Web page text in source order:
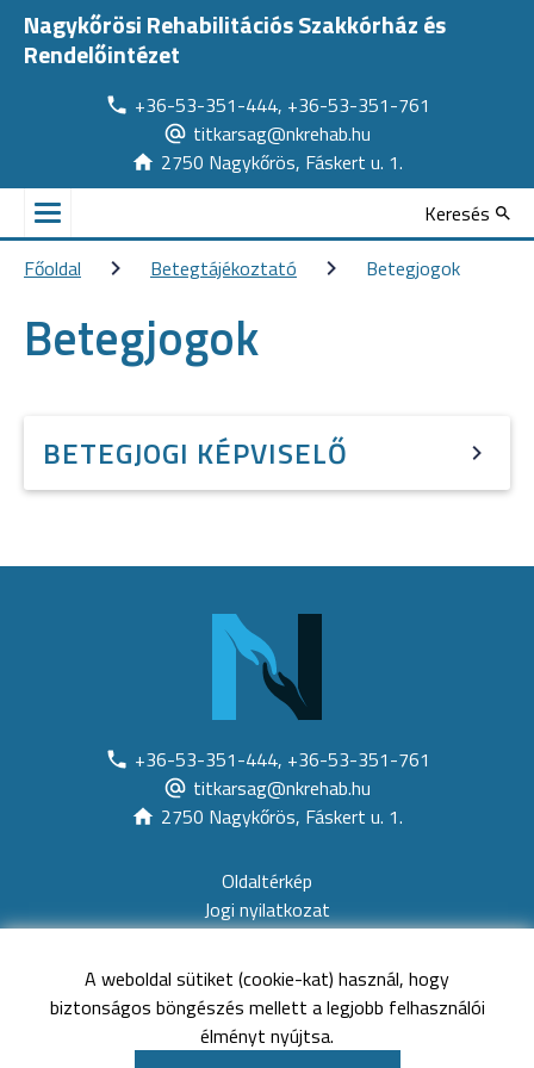
A weboldal sütiket (cookie-kat) használ, hogy
biztonságos böngészés mellett a legjobb felhasználói
élményt nyújtsa.
Nagykőrösi Rehabilitációs Szakkórház és
Rendelőintézet
+36-53-351-444, +36-53-351-761
titkarsag@nkrehab.hu
2750 Nagykőrös, Fáskert u. 1.
Keresés
Főoldal
Betegtájékoztató Betegjogok
Betegjogok
BETEGJOGI KÉPVISELŐ
+36-53-351-444, +36-53-351-761
titkarsag@nkrehab.hu
2750 Nagykőrös, Fáskert u. 1.
Oldaltérkép
Jogi nyilatkozat
Akadálymentesítési nyilatkozat
Adatvédelem
Közérdekű adatok
Kapcsolat